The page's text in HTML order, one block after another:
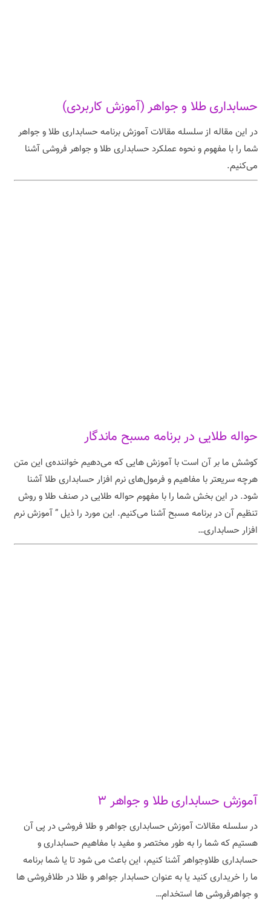
حسابداری طلا و جواهر (آموزش کاربردی)
در این مقاله از سلسله مقالات آموزش برنامه حسابداری طلا و جواهر
شما را با مفهوم و نحوه عملکرد حسابداری طلا و جواهر فروشی آشنا
می‌کنیم.
حواله طلایی در برنامه مسبح ماندگار
کوشش ما بر آن است با آموزش هایی که می‌دهیم خواننده‌ی این متن
هرچه سریعتر با مفاهیم و فرمول‌های نرم افزار حسابداری طلا آشنا
شود. در این بخش شما را با مفهوم حواله طلایی در صنف طلا و روش
تنظیم آن در برنامه مسبح آشنا می‌کنیم. این مورد را ذیل ” آموزش نرم
افزار حسابداری…
آموزش حسابداری طلا و جواهر ۳
در سلسله مقالات آموزش حسابداری جواهر و طلا فروشی در پی آن
هستیم که شما را به طور مختصر و مفید با مفاهیم حسابداری و
حسابداری طلاوجواهر آشنا کنیم، این باعث می شود تا یا شما برنامه
ما را خریداری کنید یا به عنوان حسابدار جواهر و طلا در طلافروشی ها
و جواهرفروشی ها استخدام…